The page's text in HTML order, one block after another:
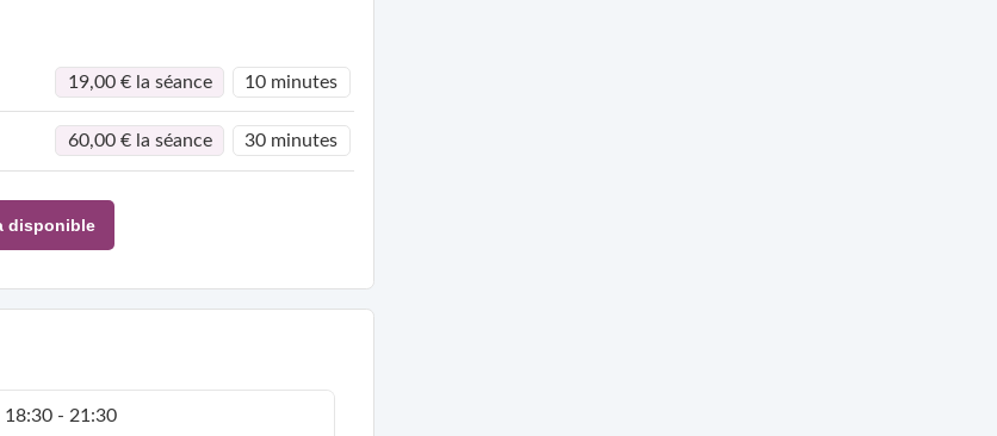
19,00 € la séance 10 minutes
60,00 € la séance 30 minutes
disponible
18:30 - 21:30